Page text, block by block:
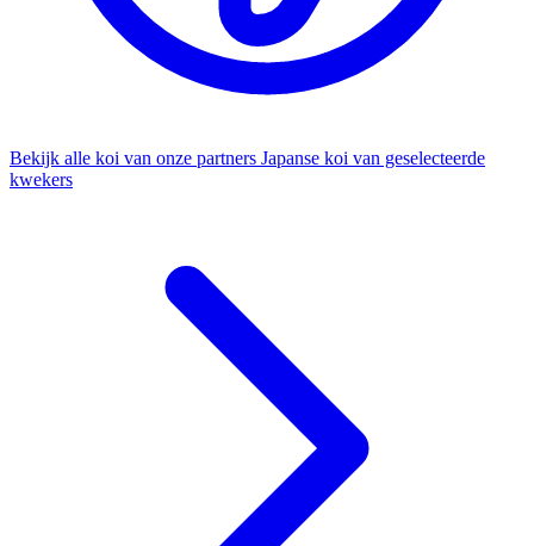
Bekijk alle koi van onze partners Japanse koi van geselecteerde
kwekers